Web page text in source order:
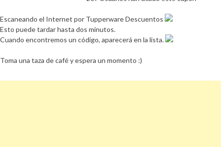
Escaneando el Internet por Tupperware Descuentos
Esto puede tardar hasta dos minutos.
Cuando encontremos un código, aparecerá en la lista.
Toma una taza de café y espera un momento :)